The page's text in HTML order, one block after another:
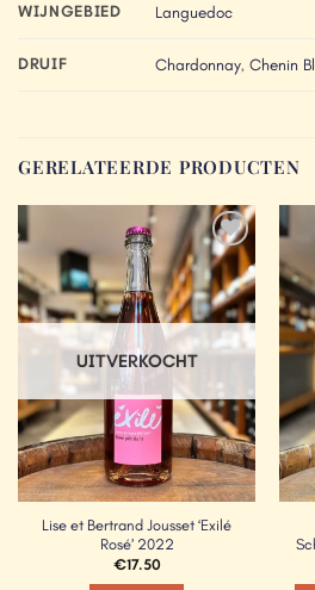
WIJNGEBIED Languedoc
DRUIF Chardonnay, Chenin
GERELATEERDE PRODUCTEN
Add to
Wishlist
UITVERKOCHT
Lise et Bertrand Jousset ‘Exilé
Rosé’ 2022
€17.50